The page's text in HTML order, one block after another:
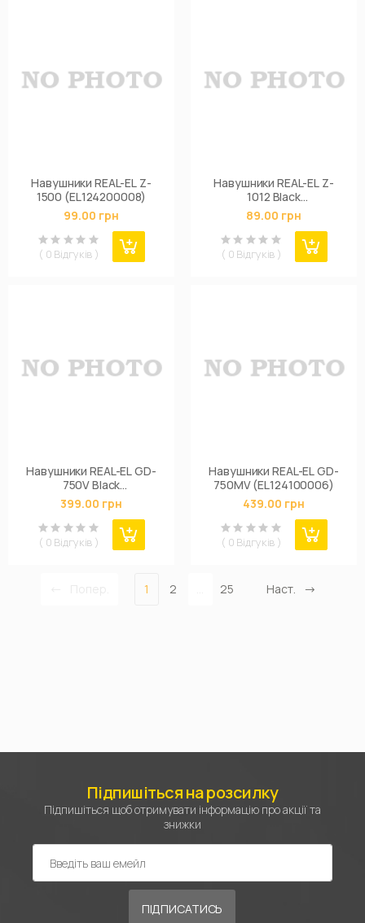
Навушники REAL-EL Z-
1500 (EL124200008)
99.00 грн
( 0 Відгуків )
Навушники REAL-EL Z-
1012 Black
(EL124100010)
89.00 грн
( 0 Відгуків )
Навушники REAL-EL GD-
750V Black
(EL124200015)
399.00 грн
( 0 Відгуків )
Навушники REAL-EL GD-
750MV (EL124100006)
439.00 грн
( 0 Відгуків )
1 2 25 Наст.
Підпишіться на розсилку
Підпишіться щоб отримувати інформацію про акції та
знижки
ПІДПИСАТИСЬ